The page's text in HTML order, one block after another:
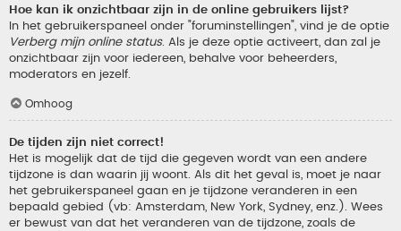
Hoe kan ik onzichtbaar zijn in de online gebruikers lijst?
In het gebruikerspaneel onder "foruminstellingen", vind je de optie
Verberg mijn online status. Als je deze optie activeert, dan zal je
onzichtbaar zijn voor iedereen, behalve voor beheerders,
moderators en jezelf.
Omhoog
De tijden zijn niet correct!
Het is mogelijk dat de tijd die gegeven wordt van een andere
tijdzone is dan waarin jij woont. Als dit het geval is, moet je naar
het gebruikerspaneel gaan en je tijdzone veranderen in een
bepaald gebied (vb: Amsterdam, New York, Sydney, enz.). Wees
er bewust van dat het veranderen van de tijdzone, zoals de